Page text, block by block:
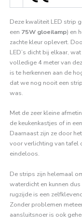
Deze kwaliteit LED strip
een 75W gloeilamp) en
zachte kleur oplevert.
LED’s dicht bij elkaar,
volledige 4 meter van
is te herkennen aan de
dat we nog nooit een
was.
Met de zeer kleine
de keukenkastjes of in
Daarnaast zijn ze door
voor verlichting van tafel
eindeloos.
De strips zijn helemaal
waterdicht en kunnen
rugzijde is een
Zonder problemen
aansluitsnoer is ook